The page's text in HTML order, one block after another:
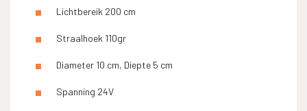
Lichtbereik 200 cm
Straalhoek 110gr
Diameter 10 cm, Diepte 5 cm
Spanning 24V